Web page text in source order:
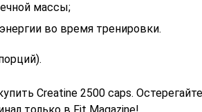
массы;
во время тренировки.
Creatine 2500 caps.